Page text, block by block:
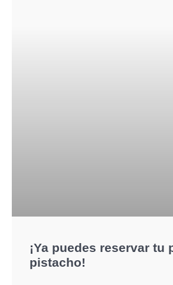
¡Ya puedes reservar tu
pistacho!